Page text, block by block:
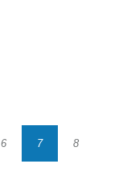
Sayfa
6 Sayfa
7 Sayfa
8